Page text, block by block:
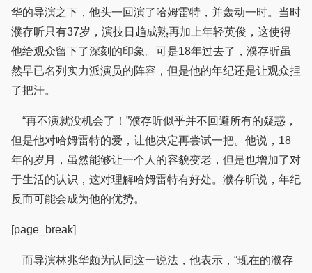
华的导演之下，他头一回演了哈姆雷特，并轰动一时。当时
濮存昕只有37岁，演技日趋成熟再加上年轻英俊，这使得
他给观众留下了深刻的印象。可是18年过去了，濮存昕虽
然早已名列实力派演员的阵容，但是他的年纪还是让观众捏
了把汗。
“再不演就没机会了！”濮存昕似乎并不回避所有的疑惑，
但是他对哈姆雷特的爱，让他决定再尝试一把。他说，18
年的岁月，虽然能够让一个人的容貌变老，但是也增加了对
于生活的认识，这对理解哈姆雷特有好处。濮存昕说，年纪
反而可能会成为他的优势。
[page_break]
而导演林兆华颇为认同这一说法，他表示，“现在的濮存